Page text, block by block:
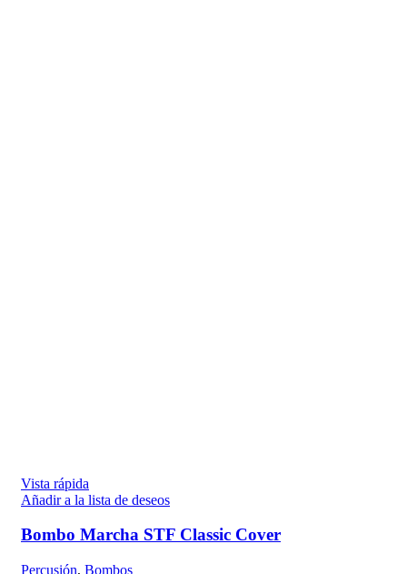
Vista rápida
Añadir a la lista de deseos
Bombo Marcha STF Classic Cover
Percusión, Bombos